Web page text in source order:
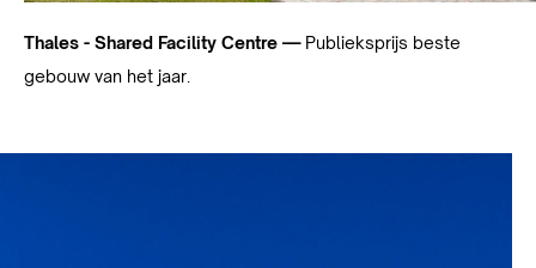
Thales - Shared Facility Centre —Publieksprijs beste
gebouw van het jaar.